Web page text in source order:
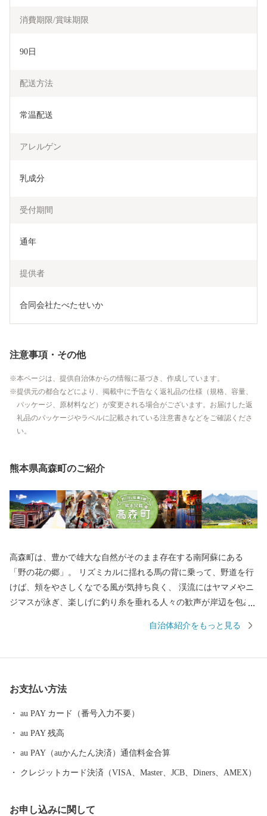
消費期限/賞味期限
90日
配送方法
常温配送
アレルゲン
乳成分
受付期間
通年
提供者
合同会社たべたせいか
注意事項・その他
本ページは、提供自治体からの情報に基づき、作成しています。
提供元の都合などにより、掲載中に予告なく返礼品の仕様（規格、容量、
パッケージ、原材料など）が変更される場合がございます。お届けした返
礼品のパッケージやラベルに記載されている注意書きなどをご確認くださ
い。
熊本県高森町のご紹介
高森町は、豊かで雄大な自然がそのまま存在する南阿蘇にある
「野の花の郷」。 リズミカルに揺れる馬の背に乗って、野道を行
けば、頬をやさしくなでる風が気持ち良く、 渓流にはヤマメやニ
ジマスが泳ぎ、楽しげに釣り糸を垂れる人々の歓声が岸辺を包み
自治体紹介をもっと見る
お支払い方法
au PAY カード（番号入力不要）
au PAY 残高
au PAY（auかんたん決済）通信料金合算
クレジットカード決済（VISA、Master、JCB、Diners、AMEX）
お申し込みに関して